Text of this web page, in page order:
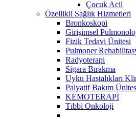
Çocuk Acil
Özellikli Sağlık Hizmetleri
Bronkoskopi
Girişimsel
Fizik Tedavi Ünitesi
Pulmoner
Radyoterapi
Sigara Bırakma
Uyku Hastalıkları
Palyatif Bakım
KEMOTERAPİ
Tıbbi Onkoloji